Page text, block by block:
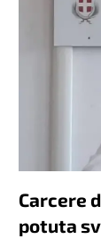
Carcere
potuta